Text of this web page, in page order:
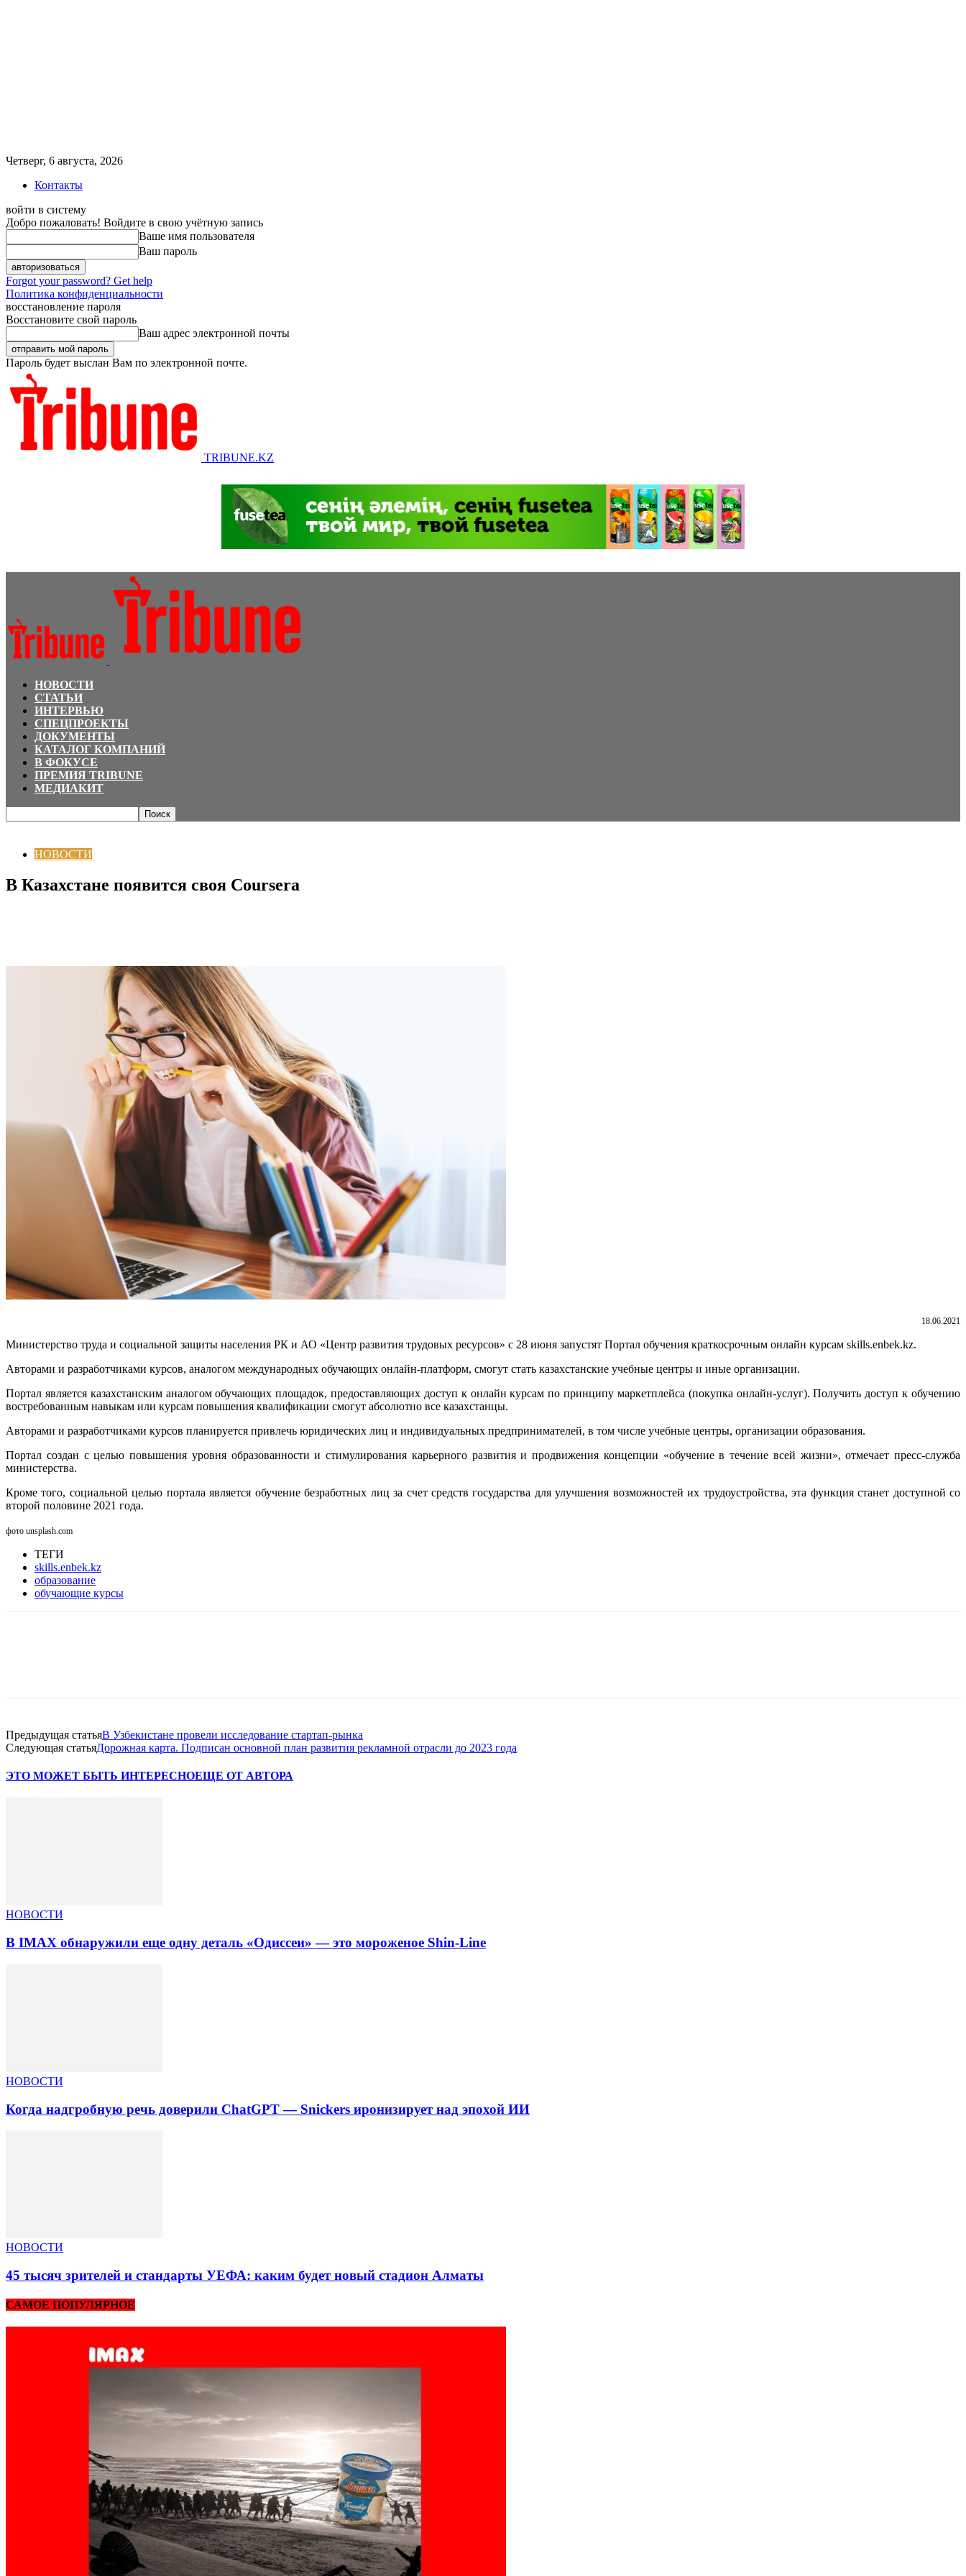
Четверг, 6 августа, 2026
Контакты
войти в систему
Добро пожаловать! Войдите в свою учётную запись
Ваше имя пользователя
Ваш пароль
Forgot your password? Get help
Политика конфиденциальности
восстановление пароля
Восстановите свой пароль
Ваш адрес электронной почты
Пароль будет выслан Вам по электронной почте.
TRIBUNE.KZ
НОВОСТИ
СТАТЬИ
ИНТЕРВЬЮ
СПЕЦПРОЕКТЫ
ДОКУМЕНТЫ
КАТАЛОГ КОМПАНИЙ
В ФОКУСЕ
ПРЕМИЯ TRIBUNE
МЕДИАКИТ
НОВОСТИ
В Казахстане появится своя Сoursera
18.06.2021
Министерство труда и социальной защиты населения РК и АО «Центр развития трудовых ресурсов» с 28 июня запустят Портал обучения краткосрочным онлайн курсам skills.enbek.kz.
Авторами и разработчиками курсов, аналогом международных обучающих онлайн-платформ, смогут стать казахстанские учебные центры и иные организации.
Портал является казахстанским аналогом обучающих площадок, предоставляющих доступ к онлайн курсам по принципу маркетплейса (покупка онлайн-услуг). Получить доступ к обучению
востребованным навыкам или курсам повышения квалификации смогут абсолютно все казахстанцы.
Авторами и разработчиками курсов планируется привлечь юридических лиц и индивидуальных предпринимателей, в том числе учебные центры, организации образования.
Портал создан с целью повышения уровня образованности и стимулирования карьерного развития и продвижения концепции «обучение в течение всей жизни», отмечает пресс-служба
министерства.
Кроме того, социальной целью портала является обучение безработных лиц за счет средств государства для улучшения возможностей их трудоустройства, эта функция станет доступной со
второй половине 2021 года.
фото unsplash.com
ТЕГИ
skills.enbek.kz
образование
обучающие курсы
Предыдущая статьяВ Узбекистане провели исследование стартап-рынка
Следующая статьяДорожная карта. Подписан основной план развития рекламной отрасли до 2023 года
ЭТО МОЖЕТ БЫТЬ ИНТЕРЕСНОЕЩЕ ОТ АВТОРА
НОВОСТИ
В IMAX обнаружили еще одну деталь «Одиссеи» — это мороженое Shin-Line
НОВОСТИ
Когда надгробную речь доверили ChatGPT — Snickers иронизирует над эпохой ИИ
НОВОСТИ
45 тысяч зрителей и стандарты УЕФА: каким будет новый стадион Алматы
САМОЕ ПОПУЛЯРНОЕ